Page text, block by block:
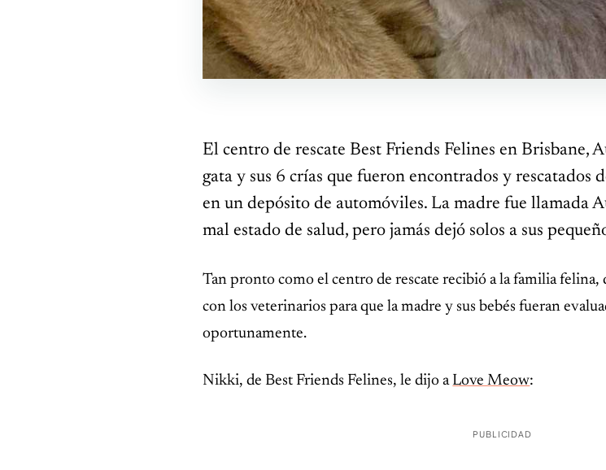
El centro de rescate Best Friends Felines en Brisbane,
gata y sus 6 crías que fueron encontrados y rescatados
en un depósito de automóviles. La madre fue llamada
mal estado de salud, pero jamás dejó solos a sus
Tan pronto como el centro de rescate recibió a la familia felina,
con los veterinarios para que la madre y sus bebés fueran
oportunamente.
Nikki, de Best Friends Felines, le dijo a Love Meow:
PUBLICIDAD